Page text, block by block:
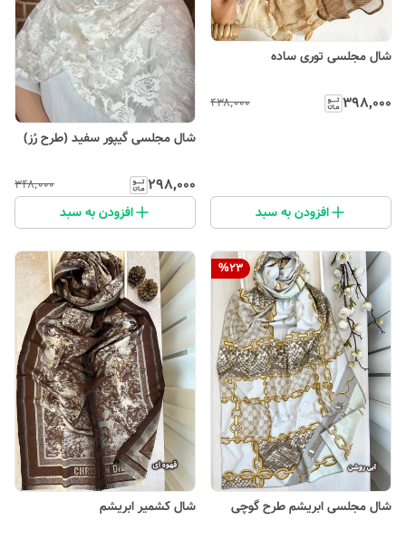
شال مجلسی توری ساده
۳۹۸٬۰۰۰ ۴۳۸٬۰۰۰
افزودن به سبد
شال مجلسی گیپور سفید (طرح رُز)
۲۹۸٬۰۰۰ ۳۴۸٬۰۰۰
افزودن به سبد
%23
شال مجلسی ابریشم طرح گوچی شال کشمیر ابریشم